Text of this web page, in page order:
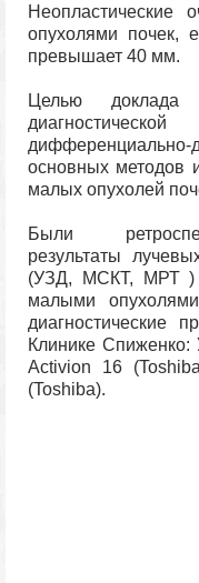
Неопластические
опухолями почек,
превышает 40 мм.
Целью доклада
дифференциально-
основных
малых опухолей
Были
результаты
(УЗД, МСКТ, МРТ )
малыми
диагностические
Клинике
Activion 16
(Toshiba).